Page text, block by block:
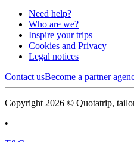
Need help?
Who are we?
Inspire your trips
Cookies and Privacy
Legal notices
Contact usBecome a partner
Copyright 2026 © Quotatrip,
•